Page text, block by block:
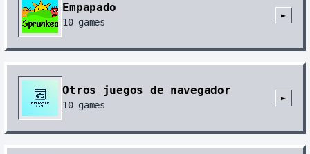
Empapado
10games
►
Otros juegos de navegador
10games
►